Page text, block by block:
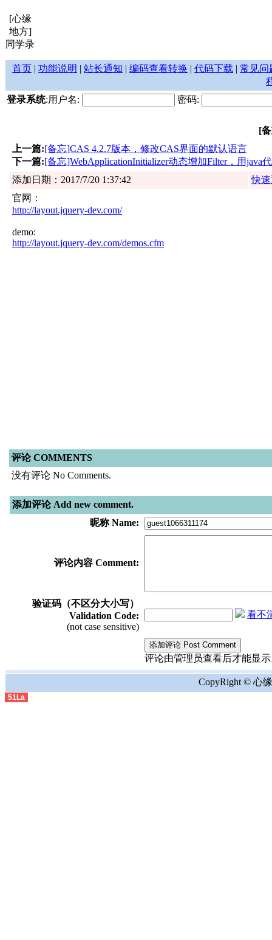
[心缘
地方]
同学录
首页 | 功能说明 | 站长通知 | 编码查看转换 | 代码下载 | 常见问
登录系统:用户名: 密码:
[
上一篇:[备忘]CAS 4.2.7版本，修改CAS界面的默认语言
下一篇:[备忘]WebApplicationInitializer动态增加Filter，用java
添加日期：2017/7/20 1:37:42
快
官网：
http://layout.jquery-dev.com/
demo:
http://layout.jquery-dev.com/demos.cfm
评论 COMMENTS
没有评论 No Comments.
添加评论 Add new comment.
昵称 Name:
评论内容 Comment:
验证码（不区分大小写）
Validation Code:
(not case sensitive)
看不
评论由管理员查看后才能显示
CopyRight © 心
51La